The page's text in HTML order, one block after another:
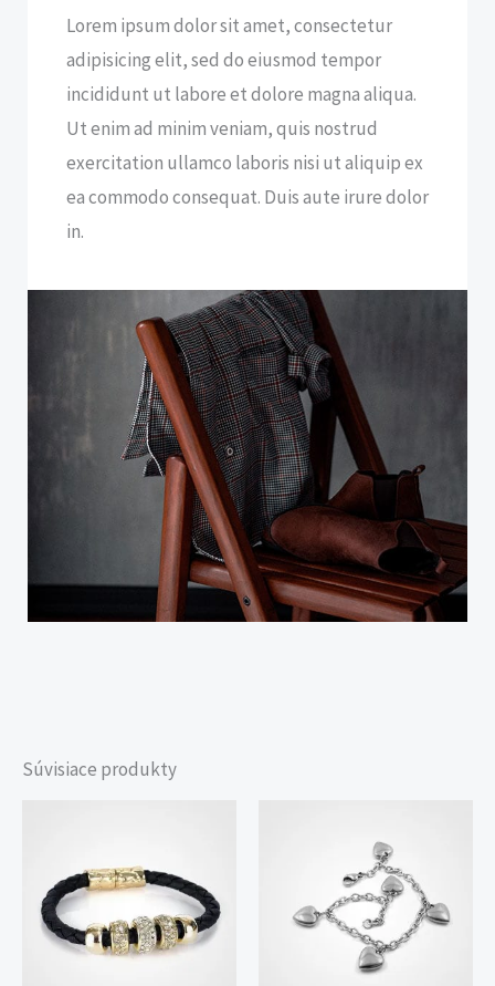
Lorem ipsum dolor sit amet, consectetur
adipisicing elit, sed do eiusmod tempor
incididunt ut labore et dolore magna aliqua.
Ut enim ad minim veniam, quis nostrud
exercitation ullamco laboris nisi ut aliquip ex
ea commodo consequat. Duis aute irure dolor
in.
Súvisiace produkty
through
180,00 €